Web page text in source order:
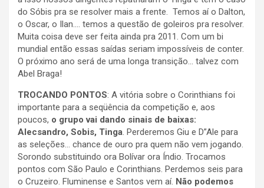
do Sóbis pra se resolver mais a frente. Temos aí o Dalton,
o Oscar, o Ilan…. temos a questão de goleiros pra resolver.
Muita coisa deve ser feita ainda pra 2011. Com um bi
mundial então essas saídas seriam impossíveis de conter.
O próximo ano será de uma longa transição… talvez com
Abel Braga!
TROCANDO PONTOS: A vitória sobre o Corinthians foi
importante para a seqüência da competição e, aos
poucos, o grupo vai dando sinais de baixas:
Alecsandro, Sobis, Tinga. Perderemos Giu e D”Ale para
as seleções… chance de ouro pra quem não vem jogando.
Sorondo substituindo ora Bolívar ora Índio. Trocamos
pontos com São Paulo e Corinthians. Perdemos seis para
o Cruzeiro. Fluminense e Santos vem aí. Não podemos